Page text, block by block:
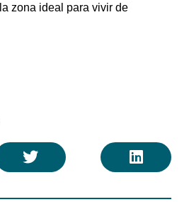
zona ideal para vivir de